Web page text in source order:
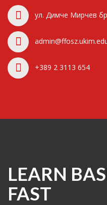
ул. Димче Мирчев
+389 2 3113 654
LEARN
FAST